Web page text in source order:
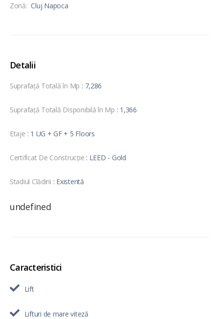
Zonă: Cluj Napoca
Detalii
Suprafață Totală în Mp : 7,286
Suprafață Totală Disponibilă în Mp : 1,366
Etaje : 1 UG + GF + 5 Floors
Certificat De Construcție : LEED - Gold
Stadiul Clădirii : Existentă
undefined
Caracteristici
Lift
Lifturi de mare viteză